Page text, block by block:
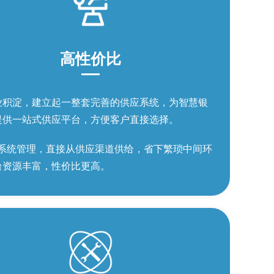
高性价比
淀，建立起一整套完善的供应系统，为智慧银
一站式供应平台，方便客户直接选择。
统管理，直接从供应渠道供给，省下繁琐中间环
源丰富，性价比更高。